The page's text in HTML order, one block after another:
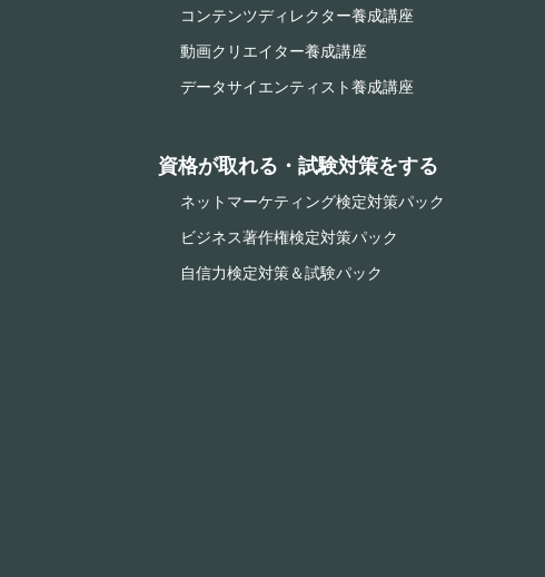
コンテンツディレクター養成講座
動画クリエイター養成講座
データサイエンティスト養成講座
資格が取れる・試験対策をする
ネットマーケティング検定対策パック
ビジネス著作権検定対策パック
自信力検定対策＆試験パック